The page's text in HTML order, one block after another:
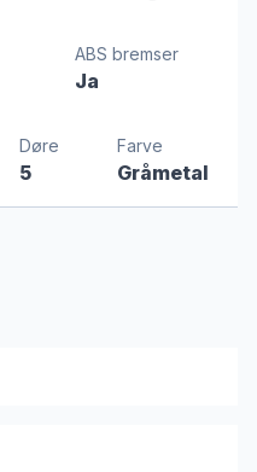
ABS bremser
Ja
Døre
5
Farve
Gråmetal